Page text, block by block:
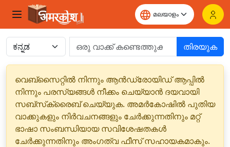
തിരയുക
വെബ്‌സൈറ്റിൽ നിന്നും ആൻഡ്രോയിഡ് ആപ്പിൽ
നിന്നും പരസ്യങ്ങൾ നീക്കം ചെയ്യാൻ ദയവായി
സബ്‌സ്‌ക്രൈബ് ചെയ്യുക. അമർകോഷിൽ പുതിയ
വാക്കുകളും നിർവചനങ്ങളും ചേർക്കുന്നതിനും മറ്റ്
ഭാഷാ സംബന്ധിയായ സവിശേഷതകൾ
ചേർക്കുന്നതിനും അംഗത്വ ഫീസ് സഹായകമാകും.